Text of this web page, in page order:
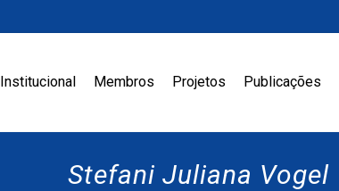
Institucional Membros Projetos Publicações
Stefani Juliana Vogel